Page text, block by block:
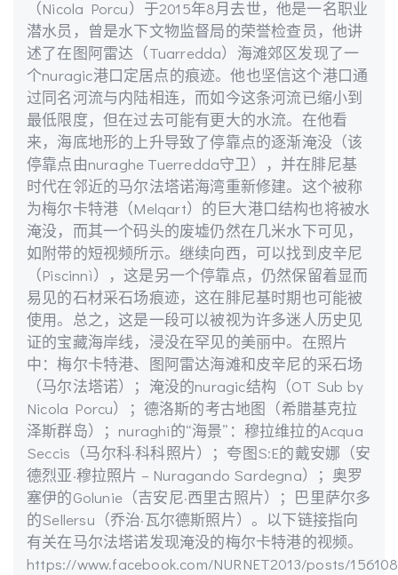
（Nicola Porcu）于2015年8月去世，他是一名职业
潜水员，曾是水下文物监督局的荣誉检查员，他讲
述了在图阿雷达（Tuarredda）海滩郊区发现了一
个nuragic港口定居点的痕迹。他也坚信这个港口通
过同名河流与内陆相连，而如今这条河流已缩小到
最低限度，但在过去可能有更大的水流。在他看
来，海底地形的上升导致了停靠点的逐渐淹没（该
停靠点由nuraghe Tuerredda守卫），并在腓尼基
时代在邻近的马尔法塔诺海湾重新修建。这个被称
为梅尔卡特港（Melqart）的巨大港口结构也将被水
淹没，而其一个码头的废墟仍然在几米水下可见，
如附带的短视频所示。继续向西，可以找到皮辛尼
（Piscinnì），这是另一个停靠点，仍然保留着显而
易见的石材采石场痕迹，这在腓尼基时期也可能被
使用。总之，这是一段可以被视为许多迷人历史见
证的宝藏海岸线，浸没在罕见的美丽中。在照片
中：梅尔卡特港、图阿雷达海滩和皮辛尼的采石场
（马尔法塔诺）；淹没的nuragic结构（OT Sub by
Nicola Porcu）；德洛斯的考古地图（希腊基克拉
泽斯群岛）；nuraghi的“海景”：穆拉维拉的Acqua
Seccis（马尔科·科科照片）；夸图S:E的戴安娜（安
德烈亚·穆拉照片 – Nuragando Sardegna）；奥罗
塞伊的Golunie（吉安尼·西里古照片）；巴里萨尔多
的Sellersu（乔治·瓦尔德斯照片）。以下链接指向
有关在马尔法塔诺发现淹没的梅尔卡特港的视频。
https://www.facebook.com/NURNET2013/posts/